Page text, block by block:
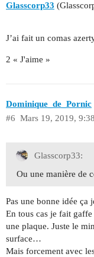
Glasscorp33
J’ai fait un comas
2 « J'aime »
Dominique_de_Pornic
Mars 19, 2019, 9:38
#6
Glasscorp33:
Ou une manière de
Pas une bonne idée ça
En tous cas je fait
une plaque. Juste le
surface…
Mais forcement avec